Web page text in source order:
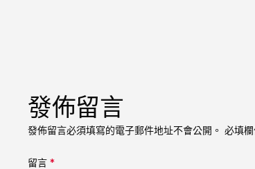
發佈留言
發佈留言必須填寫的電子郵件地址不會公開。 必填
留言 *